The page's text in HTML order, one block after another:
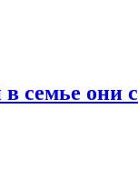
в семье